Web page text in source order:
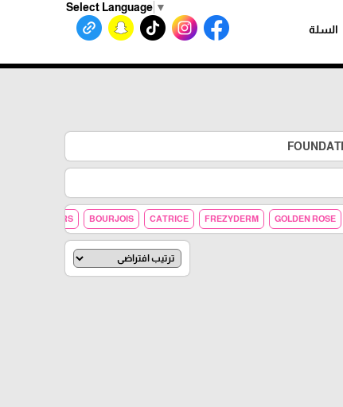
Select Language ▼
السلة
GOLDEN ROSE
FREZYDERM
CATRICE
BOURJOIS
NARS